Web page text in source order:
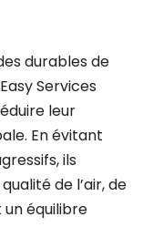
durables de
Services
leur
En évitant
ils
de l’air, de
un équilibre